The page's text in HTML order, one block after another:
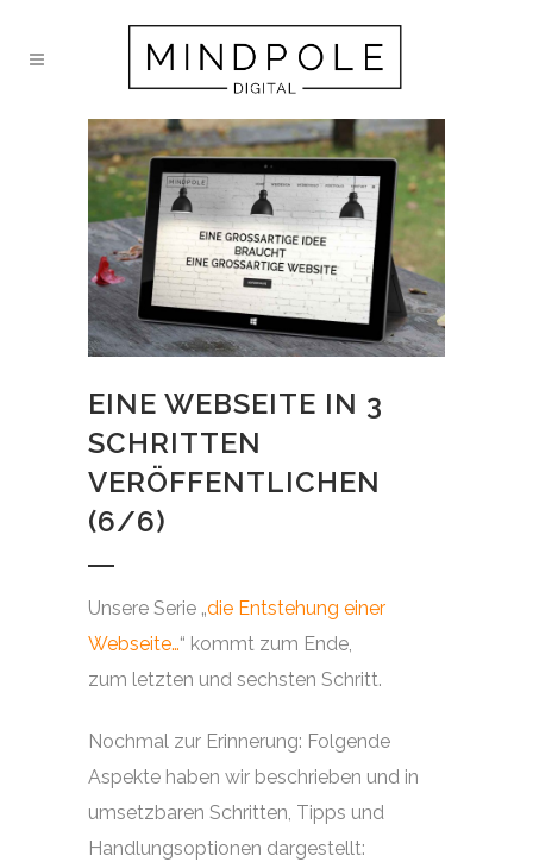
EINE WEBSEITE IN 3
SCHRITTEN
VERÖFFENTLICHEN
(6/6)
Unsere Serie „die Entstehung einer
Webseite…“ kommt zum Ende,
zum letzten und sechsten Schritt.
Nochmal zur Erinnerung: Folgende
Aspekte haben wir beschrieben und in
umsetzbaren Schritten, Tipps und
Handlungsoptionen dargestellt: